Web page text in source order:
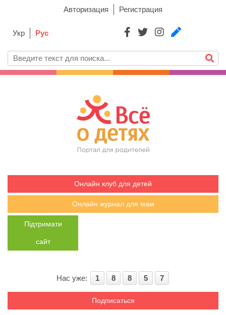
Авторизация Регистрация
Укр Рус
Онлайн клуб для детей
Онлайн журнал для мам
Підтримати
сайт
Нас уже: 1 8 8 5 7
Подписаться